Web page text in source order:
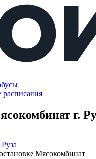
расписания
г.
Мясокомбинат